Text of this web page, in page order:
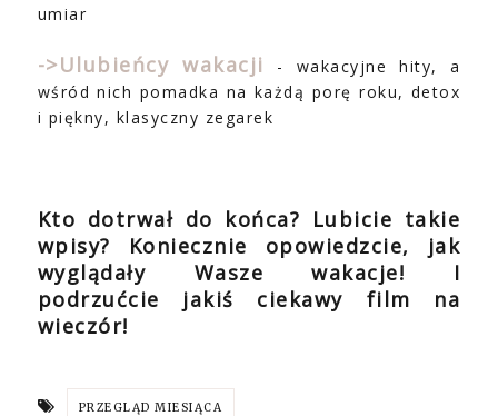
umiar
->Ulubieńcy wakacji
- wakacyjne hity, a
wśród nich pomadka na każdą porę roku, detox
i piękny, klasyczny zegarek
Kto dotrwał do końca? Lubicie takie
wpisy? Koniecznie opowiedzcie, jak
wyglądały Wasze wakacje! I
podrzućcie jakiś ciekawy film na
wieczór!
PRZEGLĄD MIESIĄCA